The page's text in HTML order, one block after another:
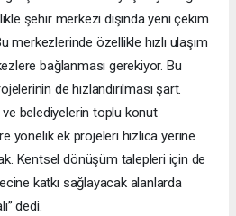
şehir merkezi dışında yeni çekim
merkezlerinde özellikle hızlı ulaşım
bağlanması gerekiyor. Bu
de hızlandırılması şart.
ve belediyelerin toplu konut
yönelik ek projeleri hızlıca yerine
Kentsel dönüşüm talepleri için de
katkı sağlayacak alanlarda
dedi.